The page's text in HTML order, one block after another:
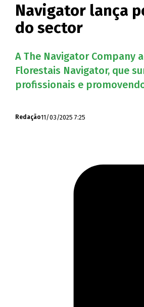
Navigator lança
do sector
A The Navigator Company
Florestais Navigator, que
profissionais e
Redação11/03/2025 7:25